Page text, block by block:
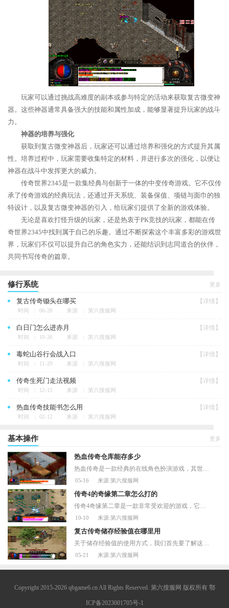
玩家可以通过挑战高难度的副本或参与特定的活动来获取复古微变神
器。这些神器通常具备强大的技能和属性加成，能够显著提升玩家的战斗
力。
神器的培养与强化
获取到复古微变神器后，玩家还可以通过培养和强化的方式提升其属
性。培养过程中，玩家需要收集特定的材料，并进行多次的强化，以便让
神器在战斗中发挥更大的威力。
传奇世界2345是一款集经典与创新于一体的中变传奇游戏。它不仅传
承了传奇游戏的经典玩法，还通过开天系统、装备保值、项链与面巾的独
特设计，以及复古微变神器的引入，给玩家们提供了全新的游戏体验。
无论是喜欢打怪升级的玩家，还是热衷于PK竞技的玩家，都能在传
奇世界2345中找到属于自己的乐趣。通过不断探索这个丰富多彩的游戏世
界，玩家们不仅可以提升自己的角色实力，还能结识到志同道合的伙伴，
共同书写传奇的篇章。
修行系统 更多
复古传奇锄头在哪买 【详情】
时间 ： 06-28 来源 ： 第六搜服网
白日门怎么进赤月 【详情】
时间 ： 10-26 来源 ： 第六搜服网
毒蛇山谷行会战入口 【详情】
时间 ： 11-29 来源 ： 第六搜服网
传奇生死门走法视频 【详情】
时间 ： 12-15 来源 ： 第六搜服网
热血传奇技能书怎么用 【详情】
时间 ： 02-12 来源 ： 第六搜服网
基本操作 更多
热血传奇仓库能存多少
05-16 来源:第六搜服网
传奇4的奇缘第二章怎么打的
10-10 来源:第六搜服网
复古传奇储存经验值在哪里用
05-21 来源:第六搜服网
Copyright 2015-2026 qbgame6.cn All Rights Reserved. 第六搜服网 版权所有 鄂
ICP备2023001705号-1